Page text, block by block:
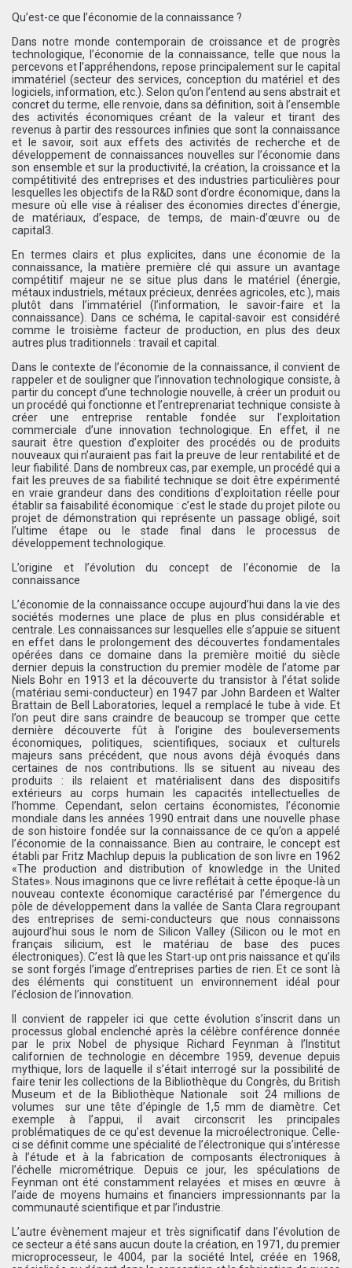
Qu’est-ce que l’économie de la connaissance ?
Dans notre monde contemporain de croissance et de progrès
technologique, l’économie de la connaissance, telle que nous la
percevons et l’appréhendons, repose principalement sur le capital
immatériel (secteur des services, conception du matériel et des
logiciels, information, etc.). Selon qu’on l’entend au sens abstrait et
concret du terme, elle renvoie, dans sa définition, soit à l’ensemble
des activités économiques créant de la valeur et tirant des
revenus à partir des ressources infinies que sont la connaissance
et le savoir, soit aux effets des activités de recherche et de
développement de connaissances nouvelles sur l’économie dans
son ensemble et sur la productivité, la création, la croissance et la
compétitivité des entreprises et des industries particulières pour
lesquelles les objectifs de la R&D sont d’ordre économique, dans la
mesure où elle vise à réaliser des économies directes d’énergie,
de matériaux, d’espace, de temps, de main-d’œuvre ou de
capital3.
En termes clairs et plus explicites, dans une économie de la
connaissance, la matière première clé qui assure un avantage
compétitif majeur ne se situe plus dans le matériel (énergie,
métaux industriels, métaux précieux, denrées agricoles, etc.), mais
plutôt dans l’immatériel (l’information, le savoir-faire et la
connaissance). Dans ce schéma, le capital-savoir est considéré
comme le troisième facteur de production, en plus des deux
autres plus traditionnels : travail et capital.
Dans le contexte de l’économie de la connaissance, il convient de
rappeler et de souligner que l’innovation technologique consiste, à
partir du concept d’une technologie nouvelle, à créer un produit ou
un procédé qui fonctionne et l’entreprenariat technique consiste à
créer une entreprise rentable fondée sur l’exploitation
commerciale d’une innovation technologique. En effet, il ne
saurait être question d’exploiter des procédés ou de produits
nouveaux qui n’auraient pas fait la preuve de leur rentabilité et de
leur fiabilité. Dans de nombreux cas, par exemple, un procédé qui a
fait les preuves de sa fiabilité technique se doit être expérimenté
en vraie grandeur dans des conditions d’exploitation réelle pour
établir sa faisabilité économique : c’est le stade du projet pilote ou
projet de démonstration qui représente un passage obligé, soit
l’ultime étape ou le stade final dans le processus de
développement technologique.
L’origine et l’évolution du concept de l’économie de la
connaissance
L’économie de la connaissance occupe aujourd’hui dans la vie des
sociétés modernes une place de plus en plus considérable et
centrale. Les connaissances sur lesquelles elle s’appuie se situent
en effet dans le prolongement des découvertes fondamentales
opérées dans ce domaine dans la première moitié du siècle
dernier depuis la construction du premier modèle de l’atome par
Niels Bohr en 1913 et la découverte du transistor à l’état solide
(matériau semi-conducteur) en 1947 par John Bardeen et Walter
Brattain de Bell Laboratories, lequel a remplacé le tube à vide. Et
l’on peut dire sans craindre de beaucoup se tromper que cette
dernière découverte fût à l’origine des bouleversements
économiques, politiques, scientifiques, sociaux et culturels
majeurs sans précédent, que nous avons déjà évoqués dans
certaines de nos contributions. Ils se situent au niveau des
produits : ils relaient et matérialisent dans des dispositifs
extérieurs au corps humain les capacités intellectuelles de
l’homme. Cependant, selon certains économistes, l’économie
mondiale dans les années 1990 entrait dans une nouvelle phase
de son histoire fondée sur la connaissance de ce qu’on a appelé
l’économie de la connaissance. Bien au contraire, le concept est
établi par Fritz Machlup depuis la publication de son livre en 1962
«The production and distribution of knowledge in the United
States». Nous imaginons que ce livre reflétait à cette époque-là un
nouveau contexte économique caractérisé par l’émergence du
pôle de développement dans la vallée de Santa Clara regroupant
des entreprises de semi-conducteurs que nous connaissons
aujourd’hui sous le nom de Silicon Valley (Silicon ou le mot en
français silicium, est le matériau de base des puces
électroniques). C’est là que les Start-up ont pris naissance et qu’ils
se sont forgés l’image d’entreprises parties de rien. Et ce sont là
des éléments qui constituent un environnement idéal pour
l’éclosion de l’innovation.
Il convient de rappeler ici que cette évolution s’inscrit dans un
processus global enclenché après la célèbre conférence donnée
par le prix Nobel de physique Richard Feynman à l’Institut
californien de technologie en décembre 1959, devenue depuis
mythique, lors de laquelle il s’était interrogé sur la possibilité de
faire tenir les collections de la Bibliothèque du Congrès, du British
Museum et de la Bibliothèque Nationale  soit 24 millions de
volumes  sur une tête d’épingle de 1,5 mm de diamètre. Cet
exemple à l’appui, il avait circonscrit les principales
problématiques de ce qu’est devenue la microélectronique. Celle-
ci se définit comme une spécialité de l’électronique qui s’intéresse
à l’étude et à la fabrication de composants électroniques à
l’échelle micrométrique. Depuis ce jour, les spéculations de
Feynman ont été constamment relayées  et mises en œuvre  à
l’aide de moyens humains et financiers impressionnants par la
communauté scientifique et par l’industrie.
L’autre évènement majeur et très significatif dans l’évolution de
ce secteur a été sans aucun doute la création, en 1971, du premier
microprocesseur, le 4004, par la société Intel, créée en 1968,